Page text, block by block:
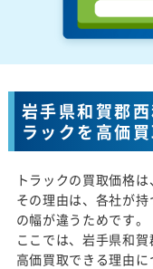
岩手県和賀郡
ラックを高価
トラックの買取価格
その理由は、各社が
の幅が違うためです。
ここでは、岩手県和
高価買取できる理由に